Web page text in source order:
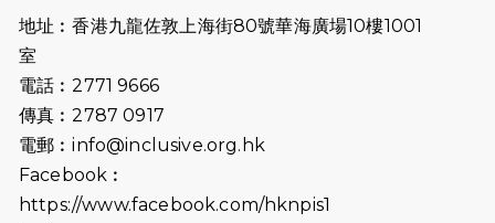
2026-07-02
2026-06-25
（19:00開始）
2026-06-18
猛龍長跑隊恆常練習 - 6月18日
地址︰香港九龍佐敦上海街80號華海廣場10樓1001
室
電話︰2771 9666
傳真︰2787 0917
電郵︰info@inclusive.org.hk
Facebook︰
https://www.facebook.com/hknpis1